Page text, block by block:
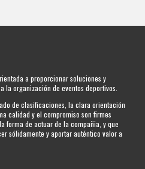
a proporcionar soluciones y
la organización de eventos deportivos.
de clasificaciones, la clara orientación
calidad y el compromiso son firmes
forma de actuar de la compañia, y que
sólidamente y aportar auténtico valor a